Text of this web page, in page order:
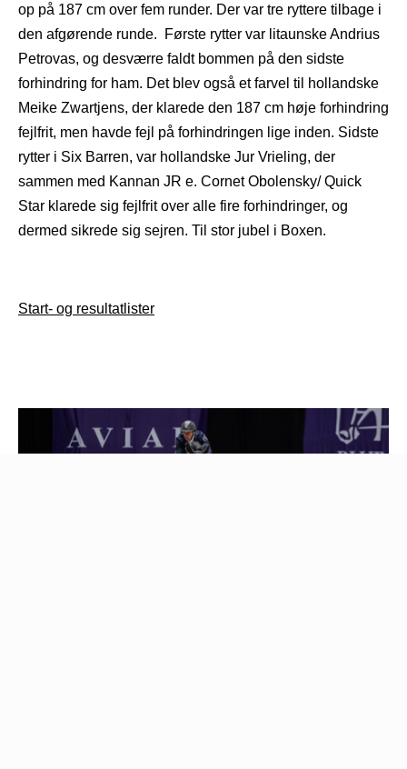
op på 187 cm over fem runder. Der var tre ryttere tilbage i
den afgørende runde. Første rytter var litaunske Andrius
Petrovas, og desværre faldt bommen på den sidste
forhindring for ham. Det blev også et farvel til hollandske
Meike Zwartjens, der klarede den 187 cm høje forhindring
fejlfrit, men havde fejl på forhindringen lige inden. Sidste
rytter i Six Barren, var hollandske Jur Vrieling, der
sammen med Kannan JR e. Cornet Obolensky/ Quick
Star klarede sig fejlfrit over alle fire forhindringer, og
dermed sikrede sig sejren. Til stor jubel i Boxen.
Start- og resultatlister